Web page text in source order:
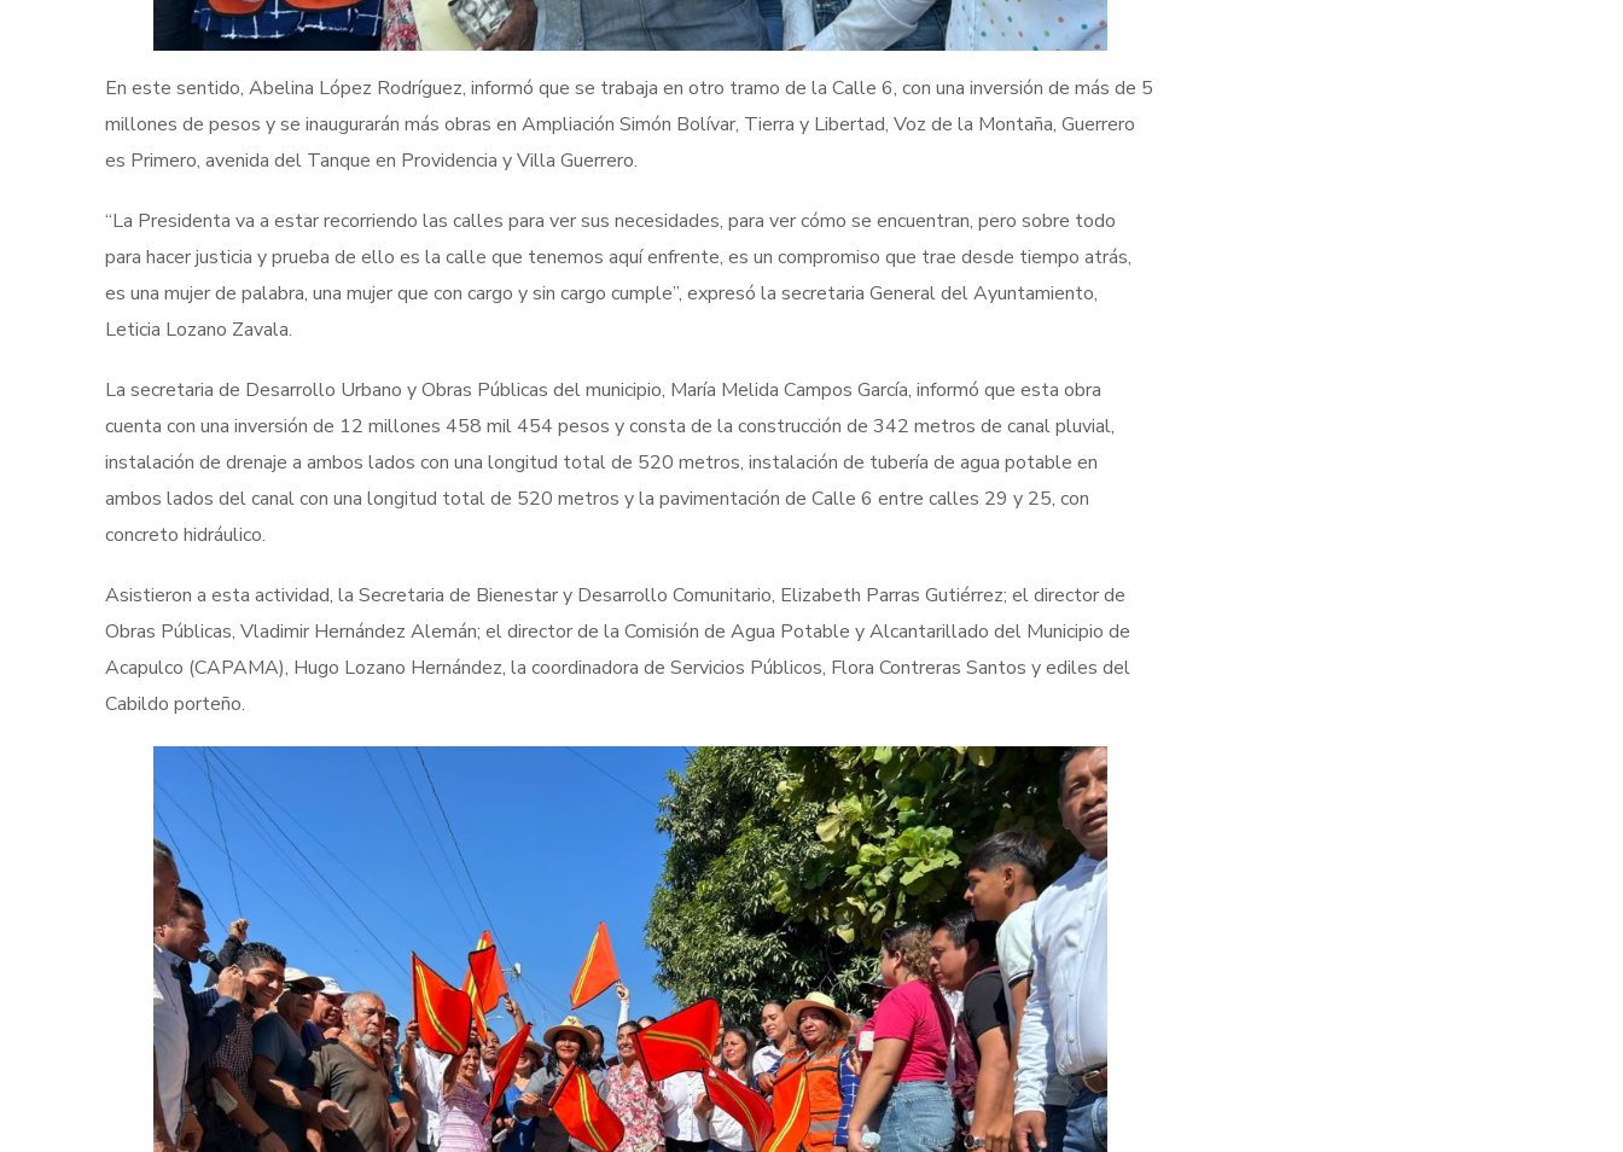
En este sentido, Abelina López Rodríguez, informó que se trabaja en otro tramo de la Calle 6, con una inversión de más de 5
millones de pesos y se inaugurarán más obras en Ampliación Simón Bolívar, Tierra y Libertad, Voz de la Montaña, Guerrero
es Primero, avenida del Tanque en Providencia y Villa Guerrero.
“La Presidenta va a estar recorriendo las calles para ver sus necesidades, para ver cómo se encuentran, pero sobre todo
para hacer justicia y prueba de ello es la calle que tenemos aquí enfrente, es un compromiso que trae desde tiempo atrás,
es una mujer de palabra, una mujer que con cargo y sin cargo cumple”, expresó la secretaria General del Ayuntamiento,
Leticia Lozano Zavala.
La secretaria de Desarrollo Urbano y Obras Públicas del municipio, María Melida Campos García, informó que esta obra
cuenta con una inversión de 12 millones 458 mil 454 pesos y consta de la construcción de 342 metros de canal pluvial,
instalación de drenaje a ambos lados con una longitud total de 520 metros, instalación de tubería de agua potable en
ambos lados del canal con una longitud total de 520 metros y la pavimentación de Calle 6 entre calles 29 y 25, con
concreto hidráulico.
Asistieron a esta actividad, la Secretaria de Bienestar y Desarrollo Comunitario, Elizabeth Parras Gutiérrez; el director de
Obras Públicas, Vladimir Hernández Alemán; el director de la Comisión de Agua Potable y Alcantarillado del Municipio de
Acapulco (CAPAMA), Hugo Lozano Hernández, la coordinadora de Servicios Públicos, Flora Contreras Santos y ediles del
Cabildo porteño.